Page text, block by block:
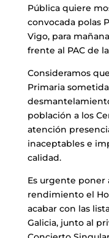
Pública quiere
convocada polas
Vigo, para
frente al PAC de
Consideramos
Primaria
población a los
atención
inaceptables e
calidad.
Es urgente poner
rendimiento el
acabar con las
Galicia, junto al